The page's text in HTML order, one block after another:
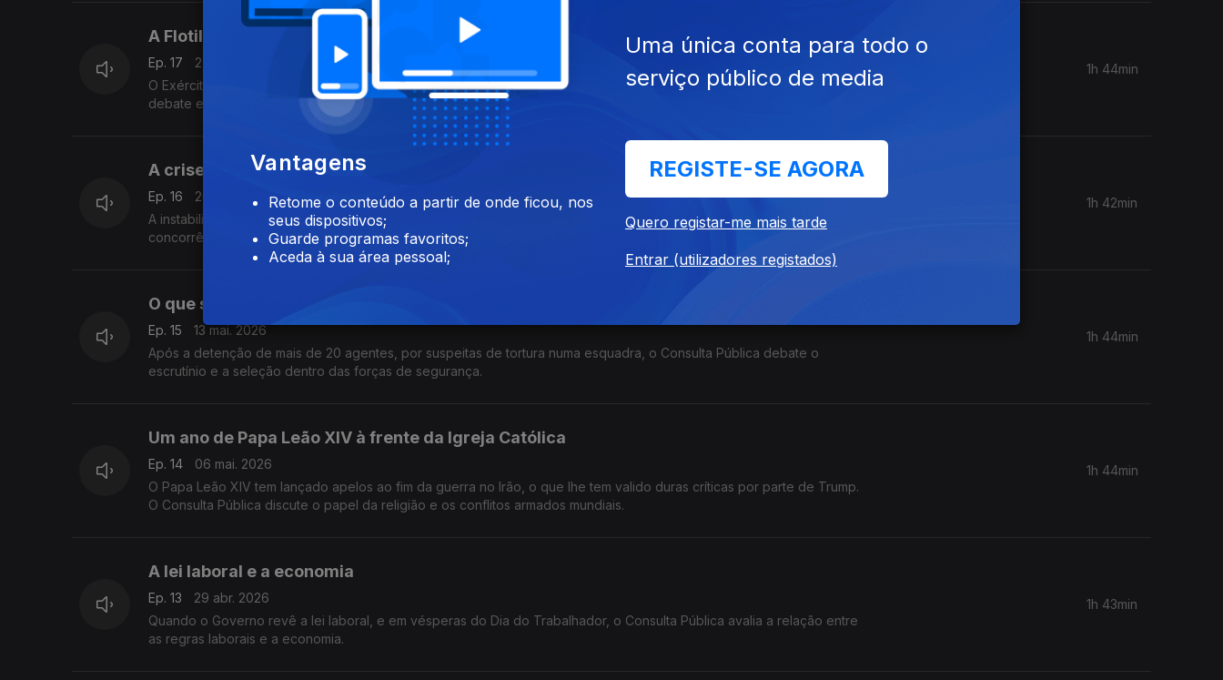
A Flotilha e as críticas a Israel
Ep. 17
27 mai. 2026
O Exército de Israel é acusado de tortura e agressões aos ativistas da última flotilha para Gaza. O Consulta Pública
debate esta polémica e as consequências para as relações diplomáticas com a União Europeia.
1h 44min
A crise na Indústria Automóvel
Ep. 16
20 mai. 2026
A instabilidade geopolítica e a crise nos combustíveis preocupam a indústria automóvel. Em debate fatores como a
concorrência chinesa e a carga fiscal em Portugal que é uma das mais elevadas da Europa.
1h 42min
O que se passa e quem passa pelas forças de segurança?
Ep. 15
13 mai. 2026
Após a detenção de mais de 20 agentes, por suspeitas de tortura numa esquadra, o Consulta Pública debate o
escrutínio e a seleção dentro das forças de segurança.
1h 44min
Um ano de Papa Leão XIV à frente da Igreja Católica
Ep. 14
06 mai. 2026
O Papa Leão XIV tem lançado apelos ao fim da guerra no Irão, o que lhe tem valido duras críticas por parte de Trump.
O Consulta Pública discute o papel da religião e os conflitos armados mundiais.
1h 44min
A lei laboral e a economia
Ep. 13
29 abr. 2026
Quando o Governo revê a lei laboral, e em vésperas do Dia do Trabalhador, o Consulta Pública avalia a relação entre
as regras laborais e a economia.
1h 43min
Vantagens
Retome o conteúdo a partir de onde ficou, nos
seus dispositivos;
Guarde programas favoritos;
Aceda à sua área pessoal;
Uma única conta para todo o
serviço público de media
REGISTE-SE AGORA
Quero registar-me mais tarde
Entrar (utilizadores registados)